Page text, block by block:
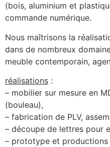
(bois, aluminium et
commande numérique.
Nous maîtrisons la
dans de nombreux
meuble contemporain,
réalisations :
– mobilier sur mesure en
(bouleau),
– fabrication de PLV,
– découpe de lettres pour
– prototype et